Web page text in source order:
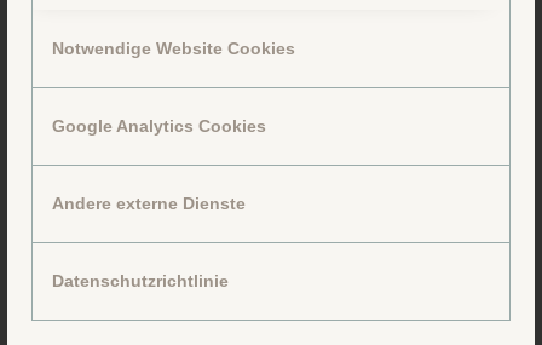
Notwendige Website Cookies
Google Analytics Cookies
Andere externe Dienste
Datenschutzrichtlinie
Folge uns auf Facebook